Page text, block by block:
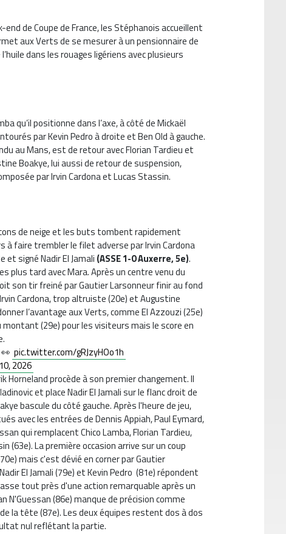
de Coupe de France, les Stéphanois accueillent
aux Verts de se mesurer à un pensionnaire de
dans les rouages ligériens avec plusieurs
qu’il positionne dans l’axe, à côté de Mickaël
par Kevin Pedro à droite et Ben Old à gauche.
au Mans, est de retour avec Florian Tardieu et
Boakye, lui aussi de retour de suspension,
par Irvin Cardona et Lucas Stassin.
de neige et les buts tombent rapidement
à faire trembler le filet adverse par Irvin Cardona
et signé Nadir El Jamali (ASSE 1-0 Auxerre, 5e).
plus tard avec Mara. Après un centre venu du
son tir freiné par Gautier Larsonneur finir au fond
Cardona, trop altruiste (20e) et Augustine
l’avantage aux Verts, comme El Azzouzi (25e)
montant (29e) pour les visiteurs mais le score en
pic.twitter.com/gRJzyHOo1h
2026
Horneland procède à son premier changement. Il
et place Nadir El Jamali sur le flanc droit de
bascule du côté gauche. Après l'heure de jeu,
avec les entrées de Dennis Appiah, Paul Eymard,
qui remplacent Chico Lamba, Florian Tardieu,
(63e). La première occasion arrive sur un coup
mais c'est dévié en corner par Gautier
El Jamali (79e) et Kevin Pedro (81e) répondent
tout près d'une action remarquable après un
N'Guessan (86e) manque de précision comme
la tête (87e). Les deux équipes restent dos à dos
nul reflétant la partie.